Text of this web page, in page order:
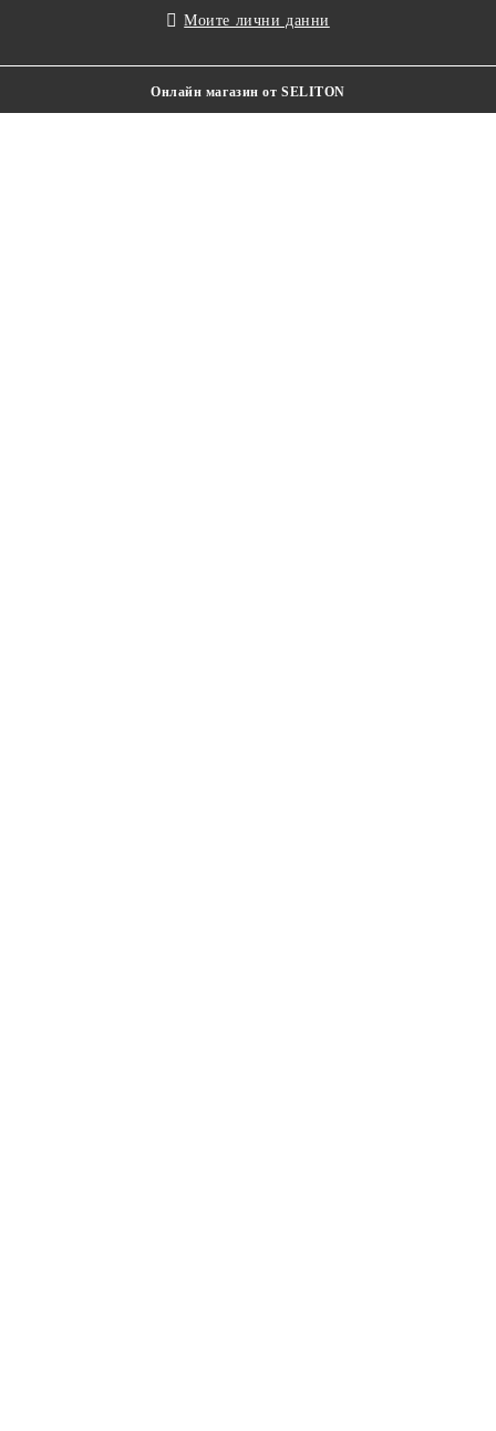
Моите лични данни
Онлайн магазин от SELITON